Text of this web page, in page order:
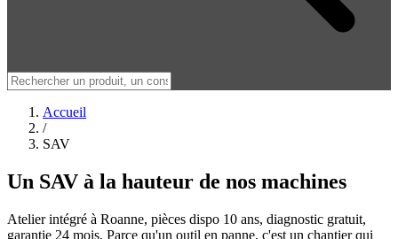
Accueil
/
SAV
Un SAV à la hauteur de nos machines
Atelier intégré à Roanne, pièces dispo 10 ans, diagnostic gratuit,
garantie 24 mois. Parce qu'un outil en panne, c'est un chantier qui